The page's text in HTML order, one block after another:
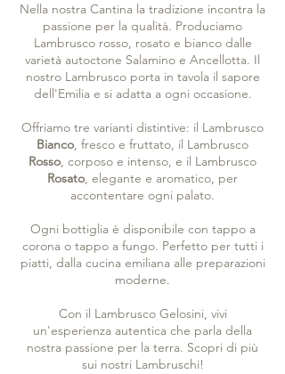
Nella nostra Cantina la tradizione incontra la
passione per la qualità. Produciamo
Lambrusco rosso, rosato e bianco dalle
varietà autoctone Salamino e Ancellotta. Il
nostro Lambrusco porta in tavola il sapore
dell'Emilia e si adatta a ogni occasione.
Offriamo tre varianti distintive: il Lambrusco
Bianco, fresco e fruttato, il Lambrusco
Rosso, corposo e intenso, e il Lambrusco
Rosato, elegante e aromatico, per
accontentare ogni palato.
Ogni bottiglia è disponibile con tappo a
corona o tappo a fungo. Perfetto per tutti i
piatti, dalla cucina emiliana alle preparazioni
moderne.
Con il Lambrusco Gelosini, vivi
un'esperienza autentica che parla della
nostra passione per la terra. Scopri di più
sui nostri Lambruschi!